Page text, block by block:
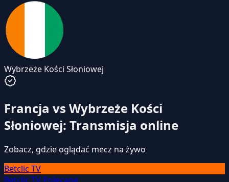
Wybrzeże Kości Słoniowej
Francja vs Wybrzeże Kości
Słoniowej: Transmisja online
Zobacz, gdzie oglądać mecz na żywo
Betclic TV